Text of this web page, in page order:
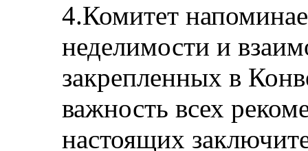
4.Комитет
неделимости и
закрепленных в
важность всех
настоящих